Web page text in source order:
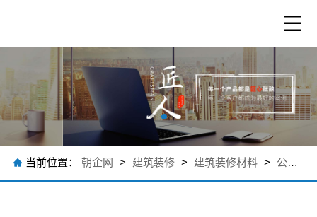
当前位置： 朝企网 > 建筑装修 > 建筑装修材料 > 公司新闻